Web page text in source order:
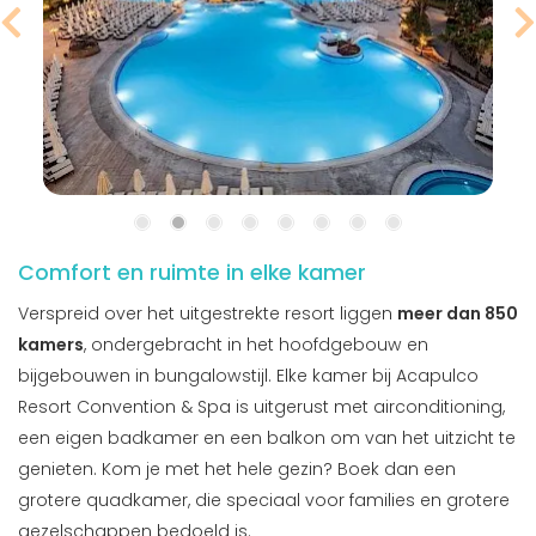
Comfort en ruimte in elke kamer
Verspreid over het uitgestrekte resort liggen meer dan 850
kamers, ondergebracht in het hoofdgebouw en
bijgebouwen in bungalowstijl. Elke kamer bij Acapulco
Resort Convention & Spa is uitgerust met airconditioning,
een eigen badkamer en een balkon om van het uitzicht te
genieten. Kom je met het hele gezin? Boek dan een
grotere quadkamer, die speciaal voor families en grotere